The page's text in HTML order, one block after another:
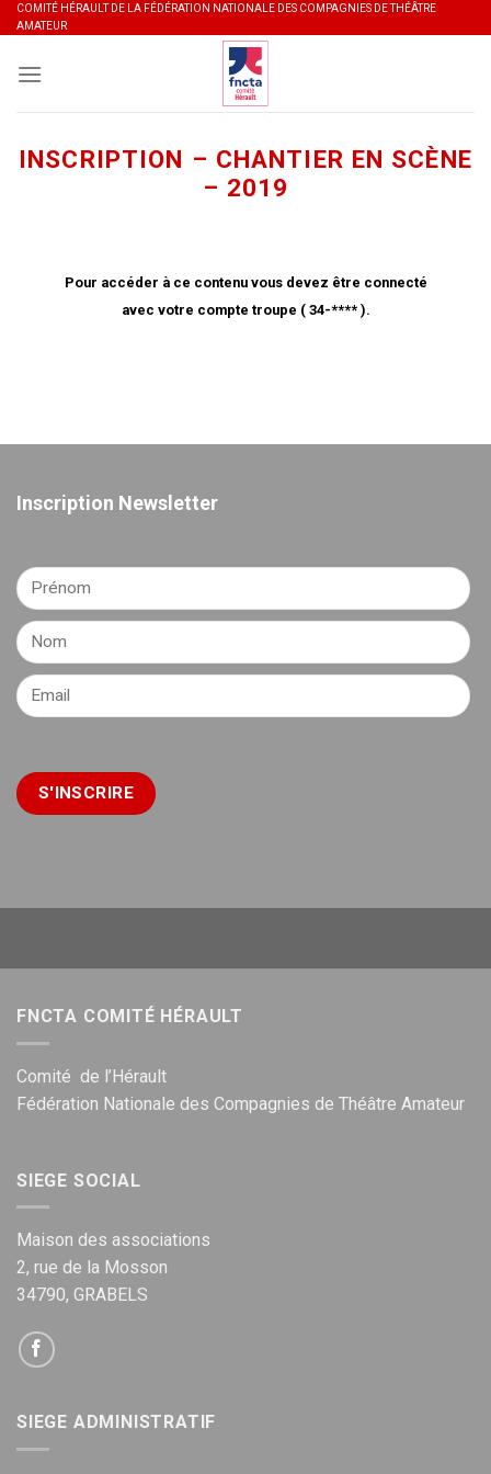
Skip
to
content
COMITÉ HÉRAULT DE LA FÉDÉRATION NATIONALE DES COMPAGNIES DE THÉÂTRE
AMATEUR
INSCRIPTION – CHANTIER EN SCÈNE
– 2019
Pour accéder à ce contenu vous devez être connecté
avec votre compte troupe ( 34-**** ).
Inscription Newsletter
FNCTA COMITÉ HÉRAULT
Comité de l’Hérault
Fédération Nationale des Compagnies de Théâtre Amateur
SIEGE SOCIAL
Maison des associations
2, rue de la Mosson
34790, GRABELS
SIEGE ADMINISTRATIF